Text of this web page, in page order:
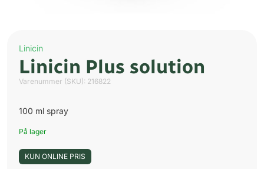
Linicin
Linicin Plus solution
Varenummer (SKU): 216822
100 ml spray
På lager
KUN ONLINE PRIS